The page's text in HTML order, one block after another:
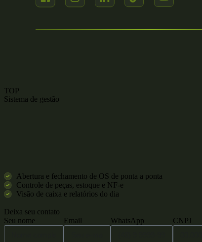
TOP
Sistema de gestão
Abertura e fechamento de OS de ponta a ponta
Controle de peças, estoque e NF-e
Visão de caixa e relatórios do dia
Deixa seu contato
Seu nome
Email WhatsApp CNPJ